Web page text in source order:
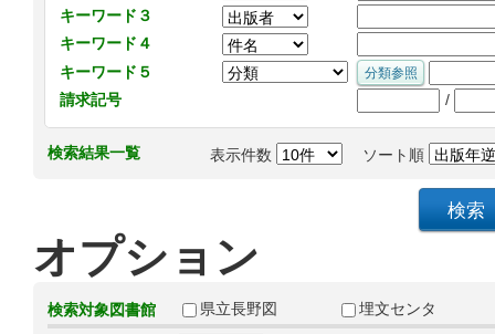
キーワード３
キーワード４
キーワード５
請求記号
/
検索結果一覧 表示件数 ソート順
オプション
検索対象図書館 県立長野図
埋文センタ